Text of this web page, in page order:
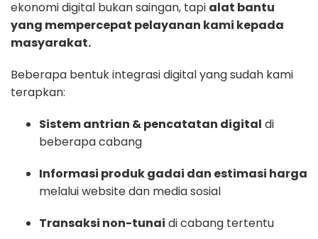
ekonomi digital bukan saingan, tapi alat bantu
yang mempercepat pelayanan kami kepada
masyarakat.
Beberapa bentuk integrasi digital yang sudah kami
terapkan:
Sistem antrian & pencatatan digital di
beberapa cabang
Informasi produk gadai dan estimasi harga
melalui website dan media sosial
Transaksi non-tunai di cabang tertentu